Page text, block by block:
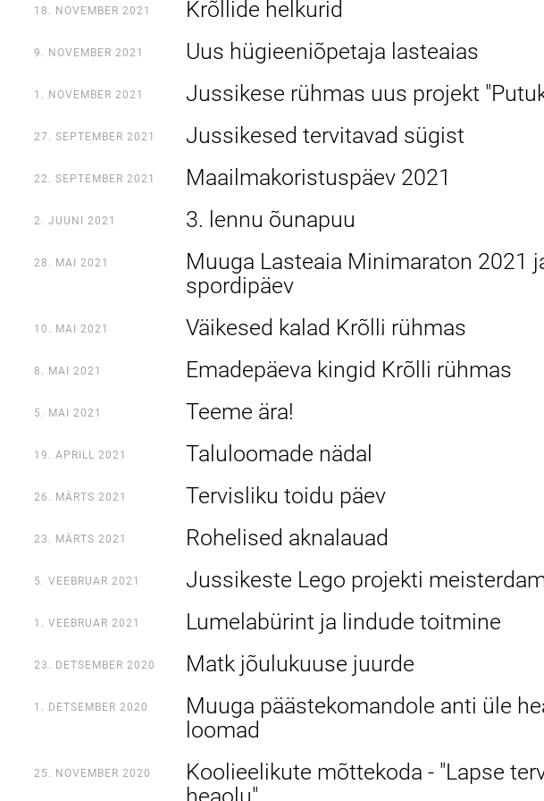
18. NOVEMBER 2021 Krõllide helkurid
9. NOVEMBER 2021 Uus hügieeniõpetaja lasteaias
1. NOVEMBER 2021 Jussikese rühmas uus projekt
27. SEPTEMBER 2021 Jussikesed tervitavad sügist
22. SEPTEMBER 2021 Maailmakoristuspäev 2021
2. JUUNI 2021 3. lennu õunapuu
28. MAI 2021
Muuga Lasteaia Minimaraton 2021
spordipäev
10. MAI 2021 Väikesed kalad Krõlli rühmas
8. MAI 2021 Emadepäeva kingid Krõlli rühmas
5. MAI 2021 Teeme ära!
19. APRILL 2021 Taluloomade nädal
26. MÄRTS 2021 Tervisliku toidu päev
23. MÄRTS 2021 Rohelised aknalauad
5. VEEBRUAR 2021 Jussikeste Lego projekti
1. VEEBRUAR 2021 Lumelabürint ja lindude toitmine
23. DETSEMBER 2020 Matk jõulukuuse juurde
1. DETSEMBER 2020
Muuga päästekomandole anti üle
loomad
25. NOVEMBER 2020
Koolieelikute mõttekoda - "Lapse